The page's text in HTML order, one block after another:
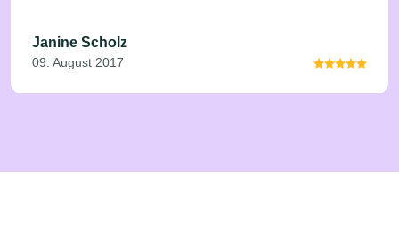
Janine Scholz
09. August 2017